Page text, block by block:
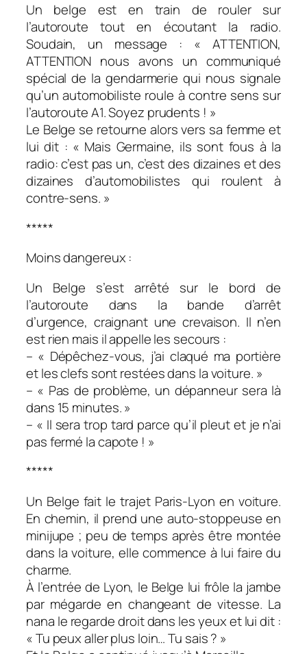
Un belge est en train de rouler sur
l’autoroute tout en écoutant la radio.
Soudain, un message : « ATTENTION,
ATTENTION nous avons un communiqué
spécial de la gendarmerie qui nous signale
qu’un automobiliste roule à contre sens sur
l’autoroute A1. Soyez prudents ! »
Le Belge se retourne alors vers sa femme et
lui dit : « Mais Germaine, ils sont fous à la
radio: c’est pas un, c’est des dizaines et des
dizaines d’automobilistes qui roulent à
contre-sens. »
*****
Moins dangereux :
Un Belge s’est arrêté sur le bord de
l’autoroute dans la bande d’arrêt
d’urgence, craignant une crevaison. Il n’en
est rien mais il appelle les secours :
– « Dépêchez-vous, j’ai claqué ma portière
et les clefs sont restées dans la voiture. »
– « Pas de problème, un dépanneur sera là
dans 15 minutes. »
– « Il sera trop tard parce qu’il pleut et je n’ai
pas fermé la capote ! »
*****
Un Belge fait le trajet Paris-Lyon en voiture.
En chemin, il prend une auto-stoppeuse en
minijupe ; peu de temps après être montée
dans la voiture, elle commence à lui faire du
charme.
À l’entrée de Lyon, le Belge lui frôle la jambe
par mégarde en changeant de vitesse. La
nana le regarde droit dans les yeux et lui dit :
« Tu peux aller plus loin… Tu sais ? »